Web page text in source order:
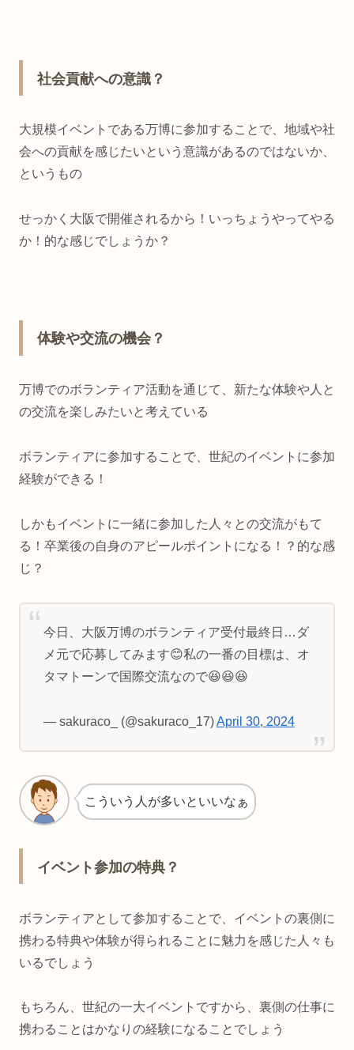
社会貢献への意識？
大規模イベントである万博に参加することで、地域や社
会への貢献を感じたいという意識があるのではないか、
というもの
せっかく大阪で開催されるから！いっちょうやってやる
か！的な感じでしょうか？
体験や交流の機会？
万博でのボランティア活動を通じて、新たな体験や人と
の交流を楽しみたいと考えている
ボランティアに参加することで、世紀のイベントに参加
経験ができる！
しかもイベントに一緒に参加した人々との交流がもて
る！卒業後の自身のアピールポイントになる！？的な感
じ？
今日、大阪万博のボランティア受付最終日…ダ
メ元で応募してみます😊私の一番の目標は、オ
タマトーンで国際交流なので😆😆😆
— sakuraco_ (@sakuraco_17)April 30, 2024
こういう人が多いといいなぁ
イベント参加の特典？
ボランティアとして参加することで、イベントの裏側に
携わる特典や体験が得られることに魅力を感じた人々も
いるでしょう
もちろん、世紀の一大イベントですから、裏側の仕事に
携わることはかなりの経験になることでしょう